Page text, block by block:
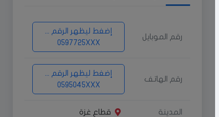
رقم الموبايل
إضغط ليظهر الرقم ...
0597725XXX
رقم الهاتف
إضغط ليظهر الرقم ...
0595045XXX
المدينة قطاع غزة